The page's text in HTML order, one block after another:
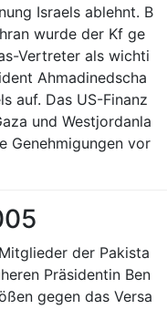
Israels ablehnt. B
wurde der Kf ge
Vertreter als wichti
Ahmadinedscha
auf. Das US-Finanz
und Westjordanla
Genehmigungen vor
der Pakista
Präsidentin Ben
gegen das Versa